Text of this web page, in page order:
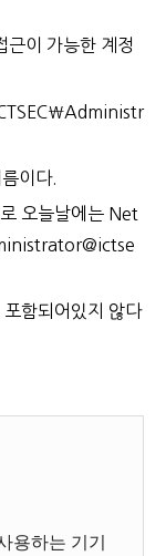
이 가능한 계정
이다.
오늘날에는 Net
함되어있지 않다
용하는 기기